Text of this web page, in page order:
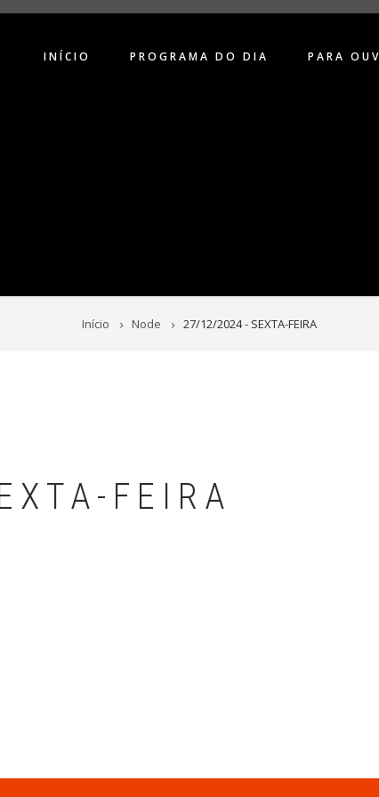
INÍCIO PROGRAMA DO DIA PARA
Início Node 27/12/2024 - SEXTA-FEIRA
FEIRA